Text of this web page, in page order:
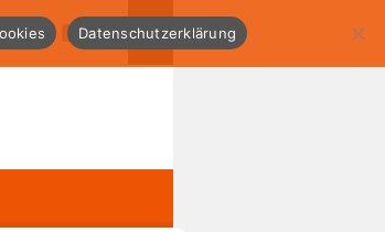
Datenschutzerklärung